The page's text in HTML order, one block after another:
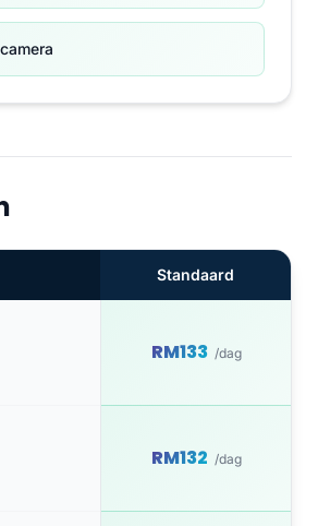
Standaard
RM133 /dag
RM132 /dag